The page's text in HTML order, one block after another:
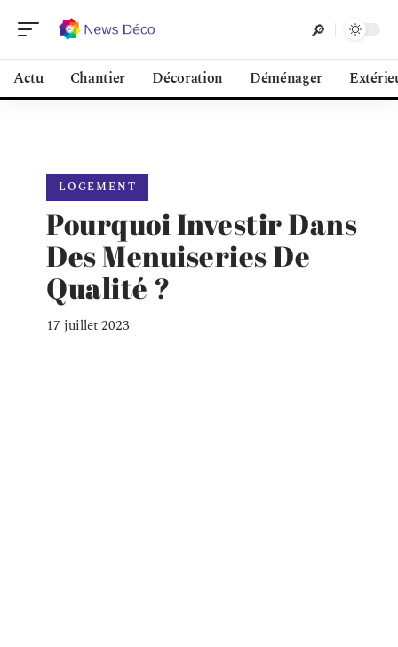
Actu Chantier Décoration Déménager
LOGEMENT
Pourquoi Investir Dans
Des Menuiseries De
Qualité ?
17 juillet 2023